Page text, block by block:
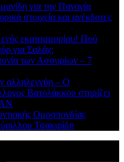
για την Παναγία
στοιχεία και ανέκδοτες
εκατομμυρίου! Πού
για Σαλάχ;
των Ασσυρίων – 7
αλληλεγγύη – Ο
Βατολάκκου στηρίζει
Ομοσπονδίας
Τσακιρίδη